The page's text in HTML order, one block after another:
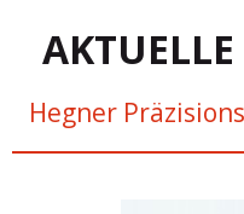
Hegner